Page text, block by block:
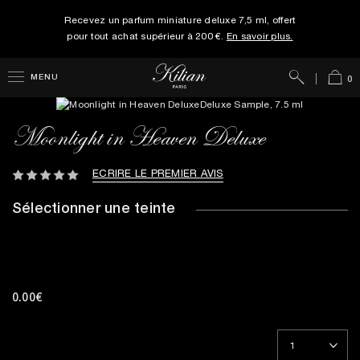
Recevez un parfum miniature deluxe 7,5 ml, offert
pour tout achat supérieur à 200 €. En savoir plus.
MENU 0
Rechercher
Moonlight in Heaven Deluxe
ECRIRE LE PREMIER AVIS
Sélectionner une teinte
0.00€